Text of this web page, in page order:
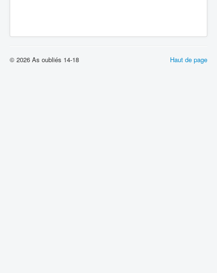
Haut de page
© 2026 As oubliés 14-18